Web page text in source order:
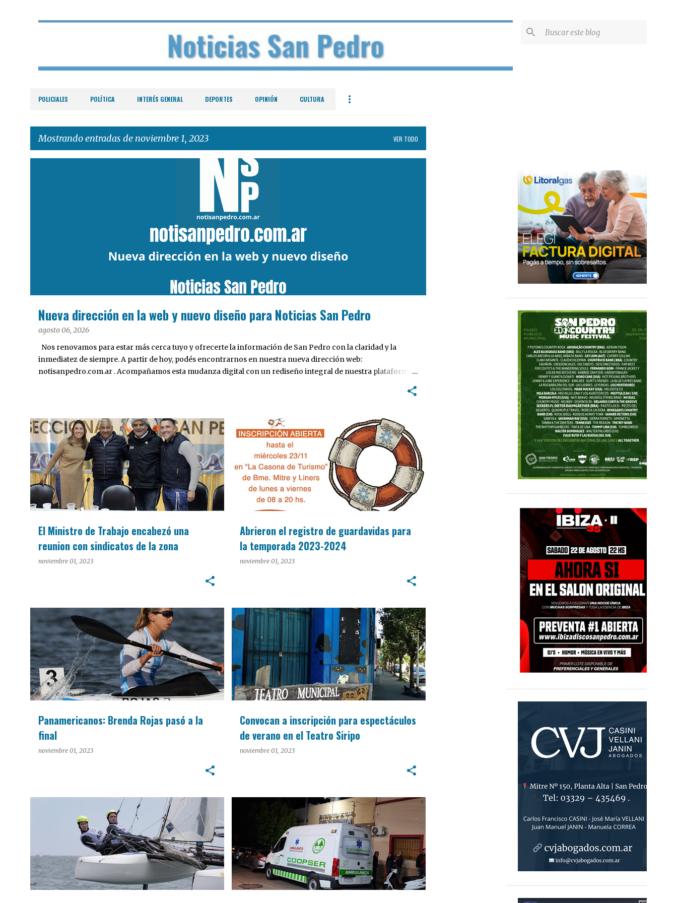
POLICIALES POLÍTICA INTERÉS GENERAL DEPORTES OPINIÓN CULTURA
Mostrando entradas de noviembre 1, 2023 VER TODO
Nueva dirección en la web y nuevo diseño para Noticias San Pedro
agosto 06, 2026
Nos renovamos para estar más cerca tuyo y ofrecerte la información de San Pedro con la claridad y la
inmediatez de siempre. A partir de hoy, podés encontrarnos en nuestra nueva dirección web:
notisanpedro.com.ar . Acompañamos esta mudanza digital con un rediseño integral de nuestra plataforma.
El Ministro de Trabajo encabezó una
reunion con sindicatos de la zona
noviembre 01, 2023
Abrieron el registro de guardavidas para
la temporada 2023-2024
noviembre 01, 2023
INTERÉS GENERAL
Panamericanos: Brenda Rojas pasó a la
final
noviembre 01, 2023
DEPORTES
Convocan a inscripción para espectáculos
de verano en el Teatro Siripo
noviembre 01, 2023
CULTURA
INTERÉS GENERAL